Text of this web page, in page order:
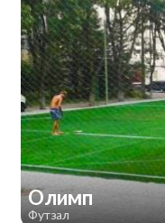
Олимп
Футзал